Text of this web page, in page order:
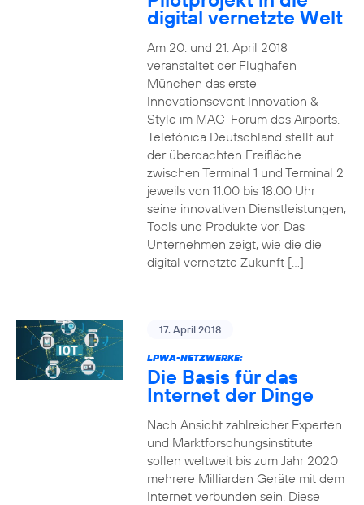
digital vernetzte Welt
Am 20. und 21. April 2018
veranstaltet der Flughafen
München das erste
Innovationsevent Innovation &
Style im MAC-Forum des Airports.
Telefónica Deutschland stellt auf
der überdachten Freifläche
zwischen Terminal 1 und Terminal 2
jeweils von 11:00 bis 18:00 Uhr
seine innovativen Dienstleistungen,
Tools und Produkte vor. Das
Unternehmen zeigt, wie die die
digital vernetzte Zukunft […]
17. April 2018
LPWA-NETZWERKE:
Die Basis für das
Internet der Dinge
Nach Ansicht zahlreicher Experten
und Marktforschungsinstitute
sollen weltweit bis zum Jahr 2020
mehrere Milliarden Geräte mit dem
Internet verbunden sein. Diese